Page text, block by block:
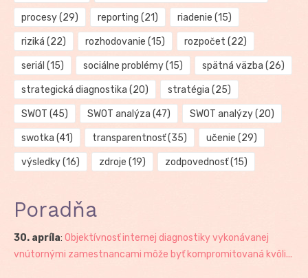
procesy(29) reporting (21) riadenie (15)
riziká (22) rozhodovanie (15) rozpočet (22)
seriál (15) sociálne problémy(15) spätná väzba (26)
strategická diagnostika (20) stratégia (25)
SWOT (45) SWOT analýza (47) SWOT analýzy(20)
swotka (41) transparentnosť(35) učenie (29)
výsledky(16) zdroje (19) zodpovednosť(15)
Poradňa
30. apríla: Objektívnosť internej diagnostiky vykonávanej
vnútornými zamestnancami môže byť kompromitovaná kvôli...